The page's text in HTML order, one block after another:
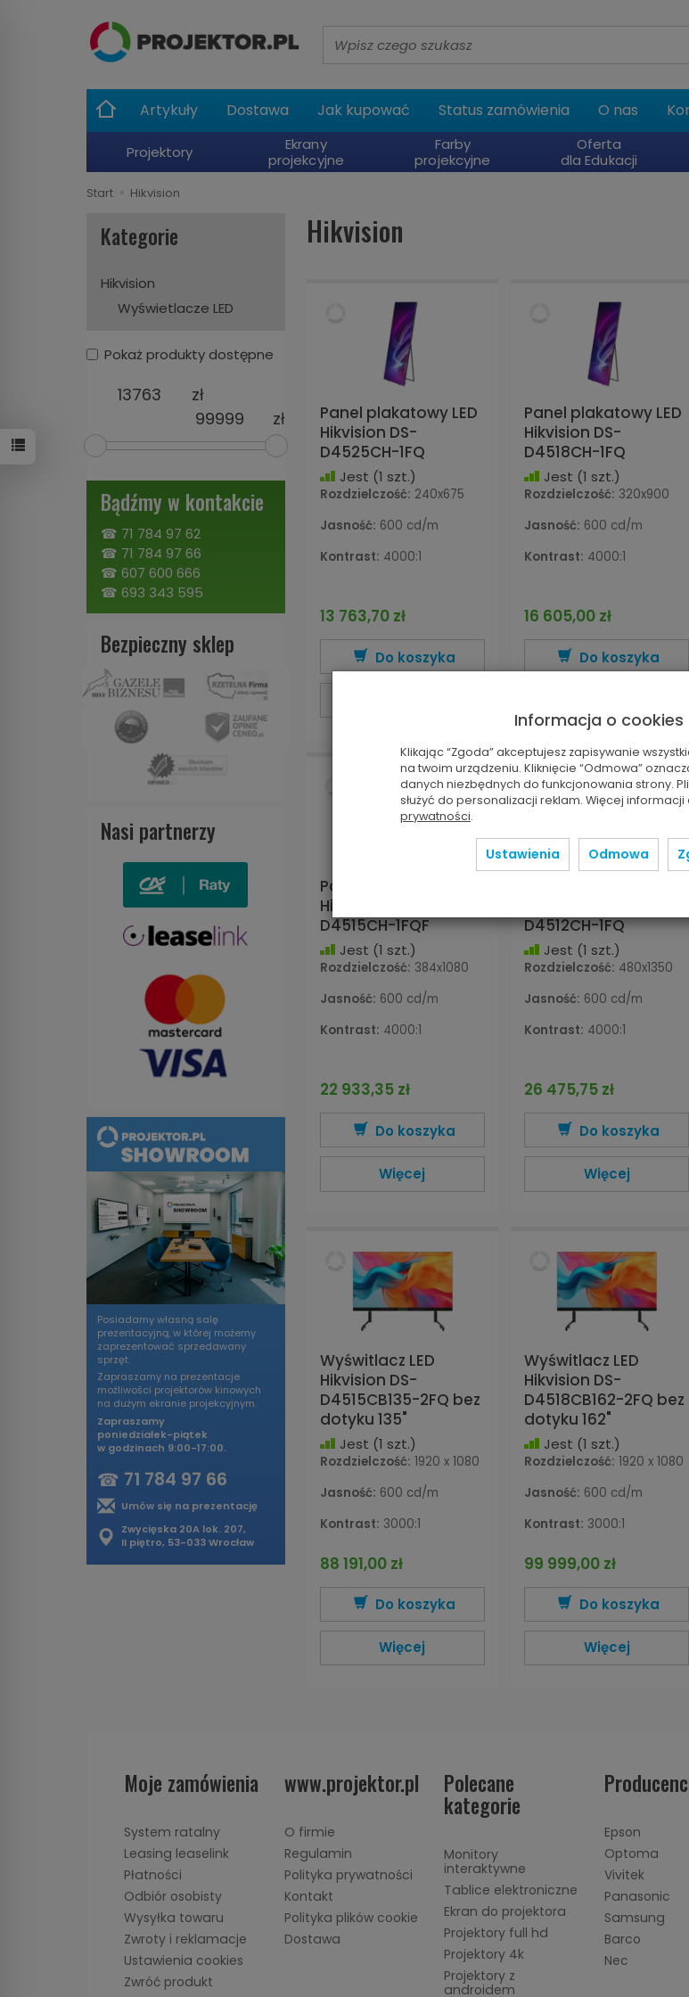
Artykuły Dostawa Jak kupować Status zamówienia O nas
Projektory
Ekrany
projekcyjne
Farby
projekcyjne
Oferta
dla Edukacji
Start Hikvision
Hikvision
Panel plakatowy LED
Hikvision DS-
D4525CH-1FQ
Jest (1 szt.)
Rozdzielczość: 240x675
Jasność: 600 cd/m
Kontrast: 4000:1
13 763,70 zł
Do koszyka
Panel plakatowy LED
Hikvision DS-
D4518CH-1FQ
Jest (1 szt.)
Rozdzielczość: 320x900
Jasność: 600 cd/m
Kontrast: 4000:1
16 605,00 zł
Do koszyka
Panel plakatowy LED
Hikvision DS-
D4515CH-1FQF
Jest (1 szt.)
Rozdzielczość: 384x1080
Jasność: 600 cd/m
Kontrast: 4000:1
22 933,35 zł
Do koszyka
Więcej
D4512CH-1FQ
Jest (1 szt.)
Rozdzielczość: 480x1350
Jasność: 600 cd/m
Kontrast: 4000:1
26 475,75 zł
Do koszyka
Więcej
Wyświtlacz LED
Hikvision DS-
D4515CB135-2FQ bez
dotyku 135"
Jest (1 szt.)
Rozdzielczość: 1920 x 1080
Jasność: 600 cd/m
Kontrast: 3000:1
88 191,00 zł
Do koszyka
Więcej
Wyświtlacz LED
Hikvision DS-
D4518CB162-2FQ bez
dotyku 162"
Jest (1 szt.)
Rozdzielczość: 1920 x 1080
Jasność: 600 cd/m
Kontrast: 3000:1
99 999,00 zł
Do koszyka
Więcej
Kategorie
Hikvision
Wyświetlacze LED
Pokaż produkty dostępne
zł
zł
Bądźmy w kontakcie
☎ 71 784 97 62
☎ 71 784 97 66
☎ 607 600 666
☎ 693 343 595
Bezpieczny sklep
Nasi partnerzy
Posiadamy własną salę
prezentacyjną, w której możemy
zaprezentować sprzedawany
sprzęt.
Zapraszamy na prezentacje
możliwości projektorów kinowych
na dużym ekranie projekcyjnym.
Zapraszamy
poniedziałek-piątek
w godzinach 9:00-17:00.
☎ 71 784 97 66
Umów się na prezentację
Zwycięska 20A lok. 207,
II piętro, 53-033 Wrocław
Moje zamówienia
System ratalny
Leasing leaselink
Płatności
Odbiór osobisty
Wysyłka towaru
Zwroty i reklamacje
Ustawienia cookies
Zwróć produkt
www.projektor.pl
O firmie
Regulamin
Polityka prywatności
Kontakt
Polityka plików cookie
Dostawa
Polecane
kategorie
Monitory
interaktywne
Tablice elektroniczne
Ekran do projektora
Projektory full hd
Projektory 4k
Projektory z
androidem
Epson
Optoma
Vivitek
Panasonic
Samsung
Barco
Nec
Informacja o cookies
Klikając “Zgoda” akceptujesz zapisywanie
na twoim urządzeniu. Kliknięcie “Odmowa”
danych niezbędnych do funkcjonowania strony.
służyć do personalizacji reklam. Więcej
prywatności.
Ustawienia Odmowa